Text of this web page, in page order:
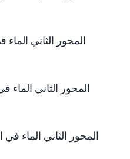
المحور الثاني الماء في
المحور الثاني الماء في
المحور الثاني الماء في الطبيعة